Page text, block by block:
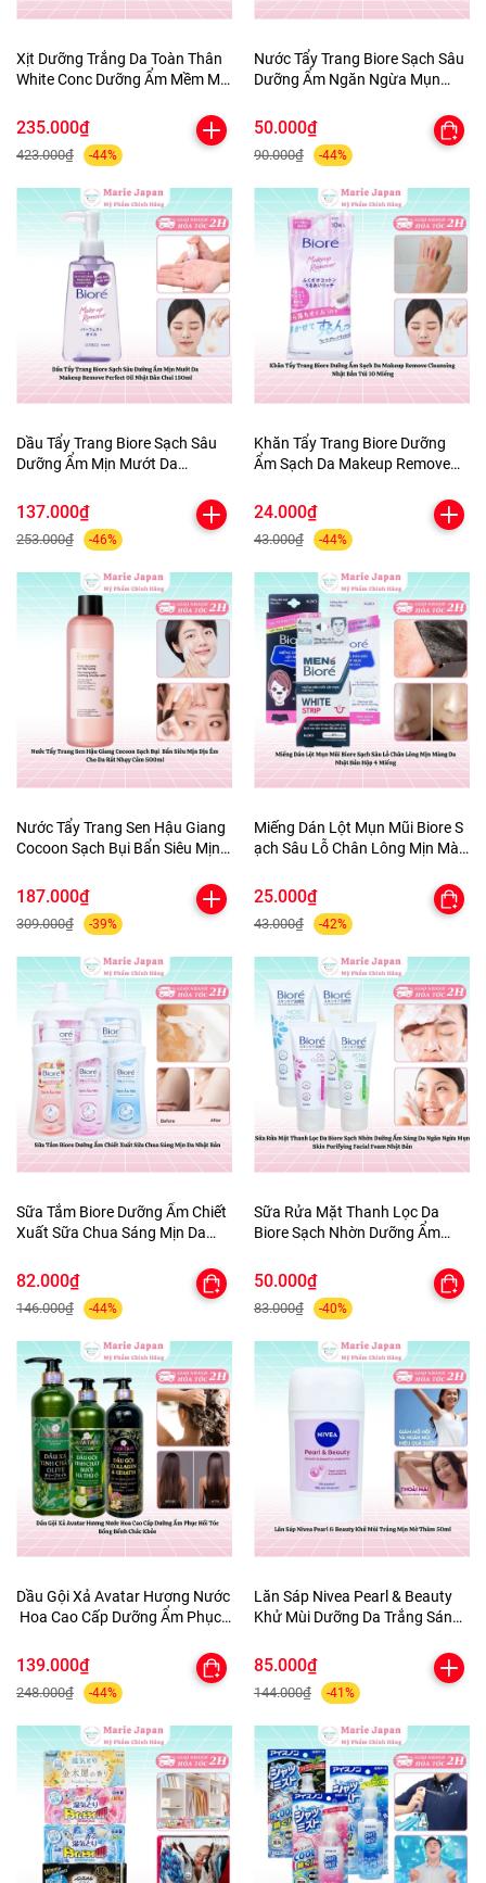
Xịt Dưỡng Trắng Da Toàn Thân
White Conc Dưỡng Ẩm Mềm Mịn
245ml
235.000₫
423.000₫ -44%
Nước Tẩy Trang Biore Sạch Sâu
Dưỡng Ẩm Ngăn Ngừa Mụn
Bản
50.000₫
90.000₫ -44%
Dầu Tẩy Trang Biore Sạch Sâu
Dưỡng Ẩm Mịn Mướt Da
Nhật Bản Chai 150ml
137.000₫
253.000₫ -46%
Khăn Tẩy Trang Biore Dưỡng
Ẩm Sạch Da Makeup Remove
Miếng
24.000₫
43.000₫ -44%
Nước Tẩy Trang Sen Hậu Giang
Cocoon Sạch Bụi Bẩn Siêu Mịn
500ml
187.000₫
309.000₫ -39%
Miếng Dán Lột Mụn Mũi Biore S
ạch Sâu Lỗ Chân Lông Mịn Màn
25.000₫
43.000₫ -42%
Sữa Tắm Biore Dưỡng Ẩm Chiết
Xuất Sữa Chua Sáng Mịn Da
82.000₫
146.000₫ -44%
Sữa Rửa Mặt Thanh Lọc Da
Biore Sạch Nhờn Dưỡng Ẩm
Purifying Facial Foam Nhật Bản
50.000₫
83.000₫ -40%
Dầu Gội Xả Avatar Hương Nước
Hoa Cao Cấp Dưỡng Ẩm Phục
139.000₫
248.000₫ -44%
Lăn Sáp Nivea Pearl & Beauty
Khử Mùi Dưỡng Da Trắng Sáng
85.000₫
144.000₫ -41%